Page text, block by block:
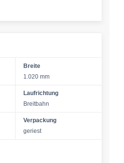
Breite
1.020 mm
Laufrichtung
Breitbahn
Verpackung
geriest